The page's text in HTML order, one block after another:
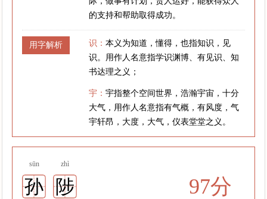
的支持和帮助取得成功。
用字解析 识：本义为知道，懂得，也指知识，见
识。用作人名意指学识渊博、有见识、知
书达理之义；
宇：宇指整个空间世界，浩瀚宇宙，十分
大气，用作人名意指有气概，有风度，气
宇轩昂，大度，大气，仪表堂堂之义。
sūn zhì
孙 陟 97分